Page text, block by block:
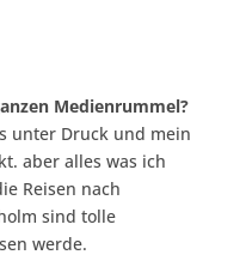
Medienrummel?
unter Druck und mein
aber alles was ich
Reisen nach
sind tolle
werde.